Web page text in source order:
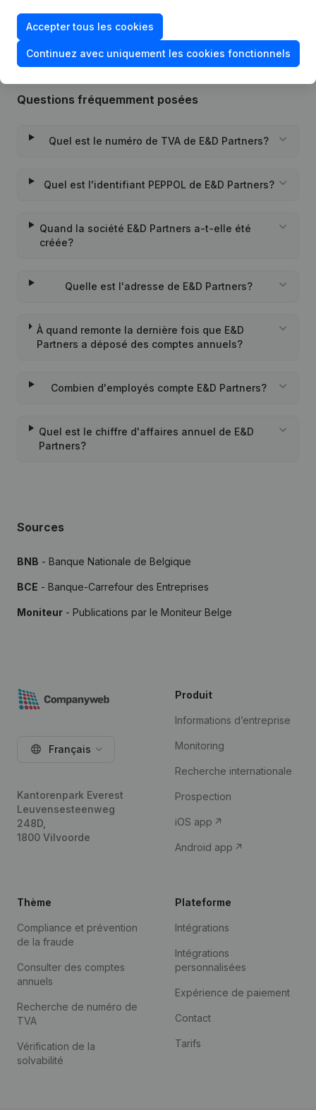
Succursale, etc...)
Questions fréquemment posées
Quel est le numéro de TVA de E&D Partners?
Quel est l'identifiant PEPPOL de E&D Partners?
Quand la société E&D Partners a-t-elle été
créée?
Quelle est l'adresse de E&D Partners?
À quand remonte la dernière fois que E&D
Partners a déposé des comptes annuels?
Combien d'employés compte E&D Partners?
Quel est le chiffre d'affaires annuel de E&D
Partners?
Sources
BNB - Banque Nationale de Belgique
BCE - Banque-Carrefour des Entreprises
Moniteur - Publications par le Moniteur Belge
Accepter tous les cookies
Continuez avec uniquement les cookies fonctionnels
Français
Kantorenpark Everest
Leuvensesteenweg
248D,
1800 Vilvoorde
Produit
Informations d’entreprise
Monitoring
Recherche internationale
Prospection
iOS app
Android app
Thème
Compliance et prévention
de la fraude
Consulter des comptes
annuels
Recherche de numéro de
TVA
Vérification de la
solvabilité
Plateforme
Intégrations
Intégrations
personnalisées
Expérience de paiement
Contact
Tarifs